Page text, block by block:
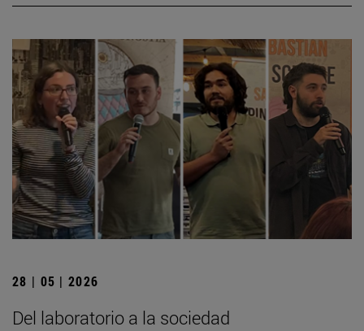
28 | 05 | 2026
Del laboratorio a la sociedad